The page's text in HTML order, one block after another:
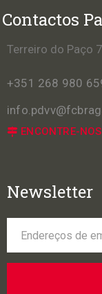
Contactos
Terreiro do Paço
+351 268 980
ENCONTRE-NOS
Newsletter